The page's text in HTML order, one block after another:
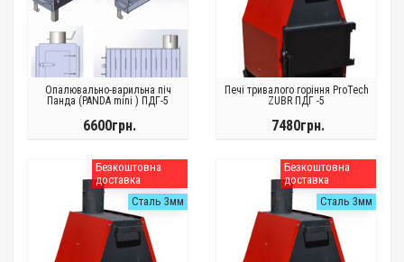
Опалювально-варильна піч
Панда (PANDA mini ) ПДГ-5
6600грн.
Печі тривалого горіння ProTech
ZUBR ПДГ -5
7480грн.
Безкоштовна
доставка
Сталь 3мм
Безкоштовна
доставка
Сталь 3мм